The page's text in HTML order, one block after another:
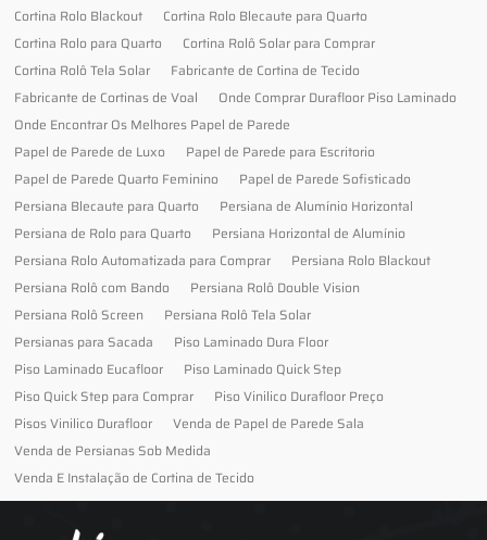
Cortina Rolo Blackout
Cortina Rolo Blecaute para Quarto
Cortina Rolo para Quarto
Cortina Rolô Solar para Comprar
Cortina Rolô Tela Solar
Fabricante de Cortina de Tecido
Fabricante de Cortinas de Voal
Onde Comprar Durafloor Piso Laminado
Onde Encontrar Os Melhores Papel de Parede
Papel de Parede de Luxo
Papel de Parede para Escritorio
Papel de Parede Quarto Feminino
Papel de Parede Sofisticado
Persiana Blecaute para Quarto
Persiana de Alumínio Horizontal
Persiana de Rolo para Quarto
Persiana Horizontal de Alumínio
Persiana Rolo Automatizada para Comprar
Persiana Rolo Blackout
Persiana Rolô com Bando
Persiana Rolô Double Vision
Persiana Rolô Screen
Persiana Rolô Tela Solar
Persianas para Sacada
Piso Laminado Dura Floor
Piso Laminado Eucafloor
Piso Laminado Quick Step
Piso Quick Step para Comprar
Piso Vinilico Durafloor Preço
Pisos Vinilico Durafloor
Venda de Papel de Parede Sala
Venda de Persianas Sob Medida
Venda E Instalação de Cortina de Tecido